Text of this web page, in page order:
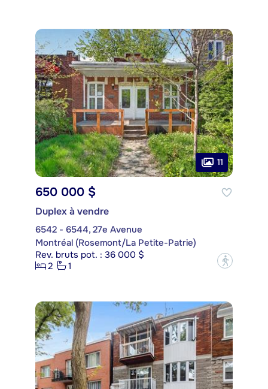
11
650 000 $
Duplex à vendre
6542 - 6544, 27e Avenue
Montréal (Rosemont/La Petite-Patrie)
Rev. bruts pot. : 36 000 $
2
1 ?